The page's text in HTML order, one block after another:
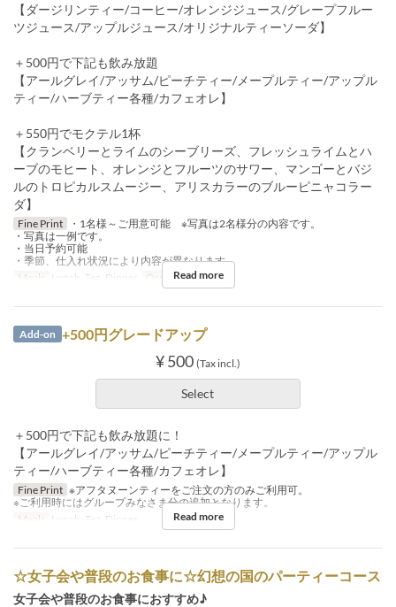
【ダージリンティー/コーヒー/オレンジジュース/グレープフルー
ツジュース/アップルジュース/オリジナルティーソーダ】
＋500円で下記も飲み放題
【アールグレイ/アッサム/ピーチティー/メープルティー/アップル
ティー/ハーブティー各種/カフェオレ】
＋550円でモクテル1杯
【クランベリーとライムのシーブリーズ、フレッシュライムとハ
ーブのモヒート、オレンジとフルーツのサワー、マンゴーとバジ
ルのトロピカルスムージー、アリスカラーのブルーピニャコラー
ダ】
Fine Print
・1名様～ご用意可能 ※写真は2名様分の内容です。
・写真は一例です。
・当日予約可能
・季節、仕入れ状況により内容が異なります.
Meals
Lunch, Tea, Dinner Order Limit 1 ~
Read more
Add-on +500円グレードアップ
¥ 500 (Tax incl.)
Select
＋500円で下記も飲み放題に！
【アールグレイ/アッサム/ピーチティー/メープルティー/アップル
ティー/ハーブティー各種/カフェオレ】
Fine Print ※アフタヌーンティーをご注文の方のみご利用可。
※ご利用時にはグループみなさま分の追加となります。
Meals
Lunch, Tea, Dinner Read more
☆女子会や普段のお食事に☆幻想の国のパーティーコース
女子会や普段のお食事におすすめ♪